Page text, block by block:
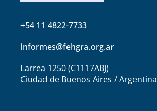
+54 11 4822-7733
informes@fehgra.org.ar
Larrea 1250 (C1117ABJ)
Ciudad de Buenos Aires / Argentina